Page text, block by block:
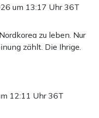
um 13:17 Uhr36T
zu leben. Nur
zählt. Die Ihrige.
12:11 Uhr36T